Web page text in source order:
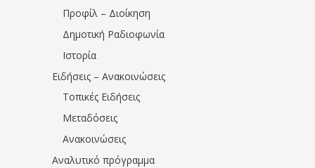
Προφίλ – Διοίκηση
Δημοτική Ραδιοφωνία
Ιστορία
Ειδήσεις – Ανακοινώσεις
Τοπικές Ειδήσεις
Μεταδόσεις
Ανακοινώσεις
Αναλυτικό πρόγραμμα